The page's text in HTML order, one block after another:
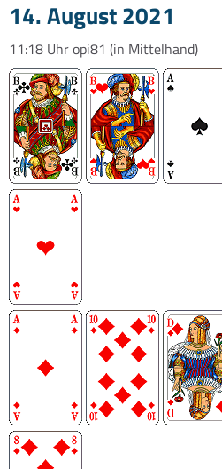
14. August 2021
11:18 Uhropi81 (in Mittelhand)